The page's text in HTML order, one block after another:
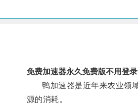
免费加速器永久免费版不用登录
鸭加速器是近年来农业领域
源的消耗。